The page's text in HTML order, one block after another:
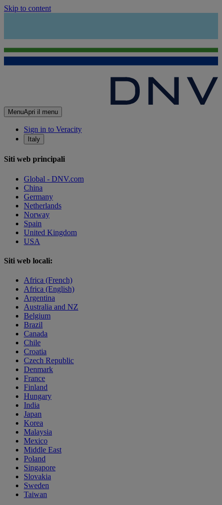
Skip to content
MenuApri il menu
Sign in to Veracity
Italy
Siti web principali
Global - DNV.com
China
Germany
Netherlands
Norway
Spain
United Kingdom
USA
Siti web locali:
Africa (French)
Africa (English)
Argentina
Australia and NZ
Belgium
Brazil
Canada
Chile
Croatia
Czech Republic
Denmark
France
Finland
Hungary
India
Japan
Korea
Malaysia
Mexico
Middle East
Poland
Singapore
Slovakia
Sweden
Taiwan